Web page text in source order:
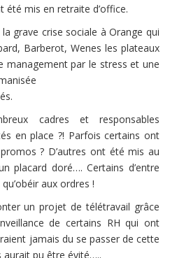
été mis en retraite d’office.
grave crise sociale à Orange qui
Barberot, Wenes les plateaux
management par le stress et une
cadres et responsables
en place ?! Parfois certains ont
? D’autres ont été mis au
placard doré…. Certains d’entre
aux ordres !
un projet de télétravail grâce
de certains RH qui ont
jamais du se passer de cette
aurait pu être évité…..